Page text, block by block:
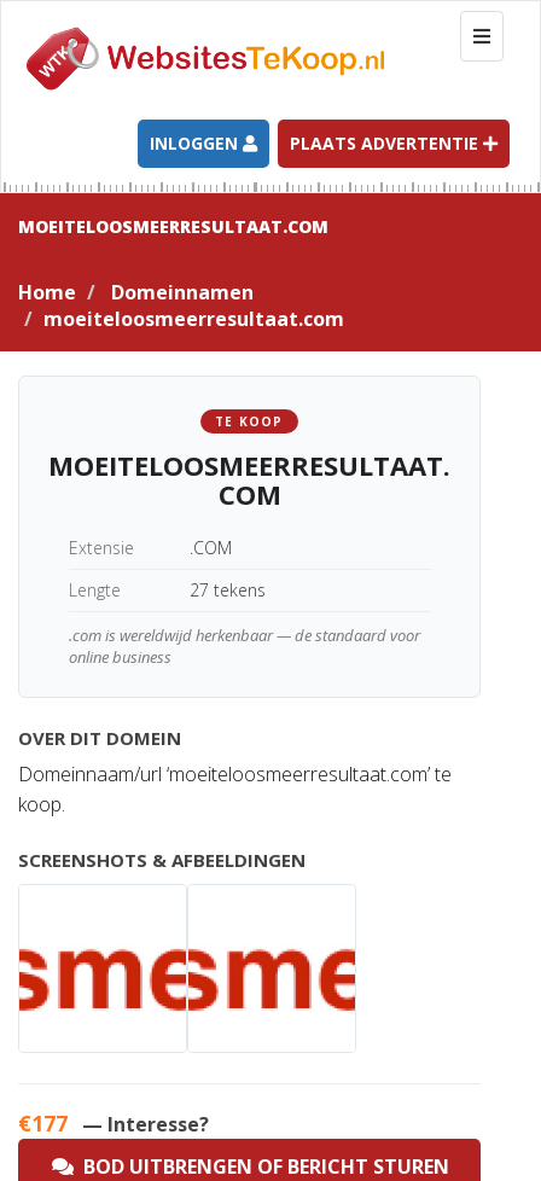
T
o
g
l
e
n
t
i
INLOGGEN PLAATS ADVERTENTIE
MOEITELOOSMEERRESULTAAT.COM
Home
Domeinnamen
moeiteloosmeerresultaat.com
TE KOOP
MOEITELOOSMEERRESULTAAT.
COM
Extensie
.COM
Lengte
27 tekens
.com is wereldwijd herkenbaar — de standaard voor
online business
OVER DIT DOMEIN
Domeinnaam/url ‘moeiteloosmeerresultaat.com’ te
koop.
SCREENSHOTS & AFBEELDINGEN
€177 — Interesse?
BOD UITBRENGEN OF BERICHT STUREN